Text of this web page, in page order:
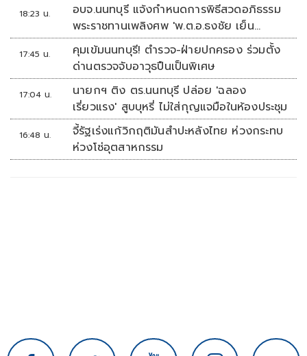
18:23 น.
อบจ.นนทบุรี แจ้งกำหนดการพิธีสวดอภิธรรม
พระราชทานเพลิงศพ 'พ.ต.อ.ธงชัย เย็น
ประเสริฐ'
17:45 น.
คุมเข้มนนทบุรี! ตำรวจ-ฝ่ายปกครอง ร่วมตั้ง
ด่านตรวจจับอาวุธปืนเป็นพิเศษ
17:04 น.
นายกฯ ติง ตร.นนทบุรี ปล่อย 'ฉลอง
เรี่ยวแรง' สูบบุหรี่ ไม่ใส่กุญแจมือในห้องประชุม
16:48 น.
จี้รัฐเร่งแก้วิกฤติมันสำปะหลังไทย ห่วงกระทบ
ห่วงโซ่อุตสาหกรรม